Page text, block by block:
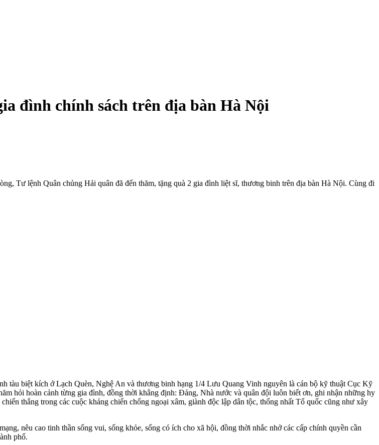
đình chính sách trên địa bàn Hà Nội
Tư lệnh Quân chủng Hải quân đã đến thăm, tặng quà 2 gia đình liệt sĩ, thương binh trên địa bàn Hà Nội. Cùng đi
tàu biệt kích ở Lạch Quèn, Nghệ An và thương binh hạng 1/4 Lưu Quang Vinh nguyên là cán bộ kỹ thuật Cục Kỹ
hỏi hoàn cảnh từng gia đình, đồng thời khẳng định: Đảng, Nhà nước và quân đội luôn biết ơn, ghi nhận những hy
thắng trong các cuộc kháng chiến chống ngoại xâm, giành độc lập dân tộc, thống nhất Tổ quốc cũng như xây
nêu cao tinh thần sống vui, sống khỏe, sống có ích cho xã hội, đồng thời nhắc nhở các cấp chính quyền cần
phố.